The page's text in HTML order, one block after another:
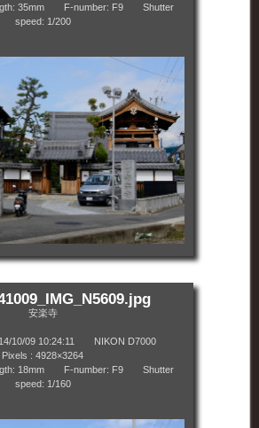
F-number: F9 Shutter
speed: 1/200
安楽寺
09 10:24:11 NIKON D7000
Pixels : 4928×3264
F-number: F9 Shutter
speed: 1/160